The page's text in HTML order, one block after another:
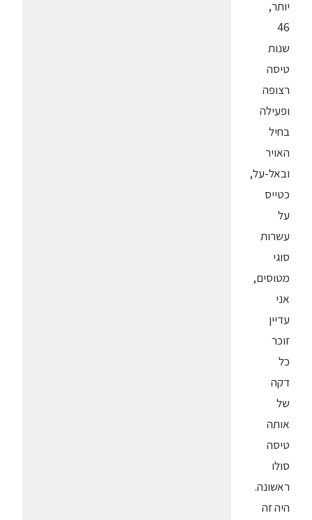
יותר,
46
שנות
טיסה
רצופה
ופעילה
בחיל
האויר
ובאל-על,
כטייס
על
עשרות
סוגי
מטוסים,
אני
עדיין
זוכר
כל
דקה
של
אותה
טיסה
סולו
ראשונה.
היה זה